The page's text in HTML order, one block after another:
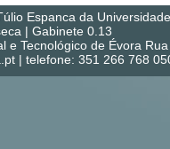
Espanca da
| Gabinete 0.13
e Tecnológico de Évora
| telefone: 351 266 768